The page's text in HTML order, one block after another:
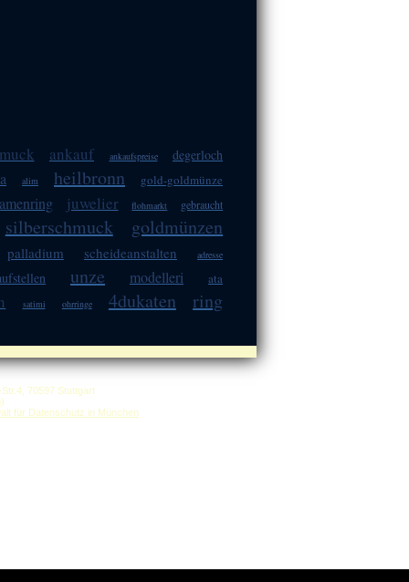
ankauf ankaufspreise
degerloch
alim heilbronn gold-goldmünze
juwelier flohmarkt gebraucht
silberschmuck goldmünzen
palladium scheideanstalten adresse
unze modelleri ata
satimi ohrringe 4dukaten ring
70597 Stuttgart
)